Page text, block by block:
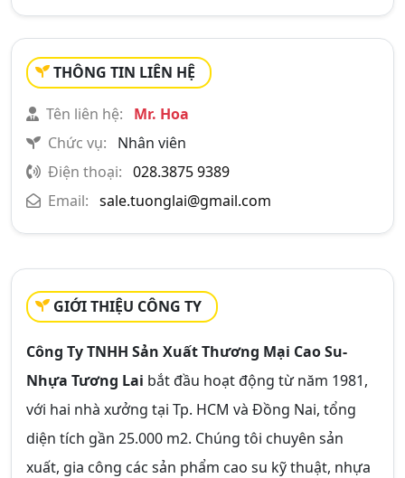
THÔNG TIN LIÊN HỆ
Tên liên hệ:
Mr. Hoa
Chức vụ:
Nhân viên
Điện thoại: 028.3875 9389
Email: sale.tuonglai@gmail.com
GIỚI THIỆU CÔNG TY
Công Ty TNHH Sản Xuất Thương Mại Cao Su-
Nhựa Tương Lai bắt đầu hoạt động từ năm 1981,
với hai nhà xưởng tại Tp. HCM và Đồng Nai, tổng
diện tích gần 25.000 m2. Chúng tôi chuyên sản
xuất, gia công các sản phẩm cao su kỹ thuật, nhựa